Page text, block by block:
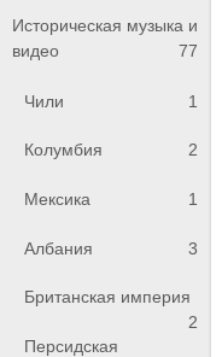
Историческая музыка и
видео
77
Чили 1
Колумбия 2
Мексика 1
Албания 3
Британская империя
2
Персидская